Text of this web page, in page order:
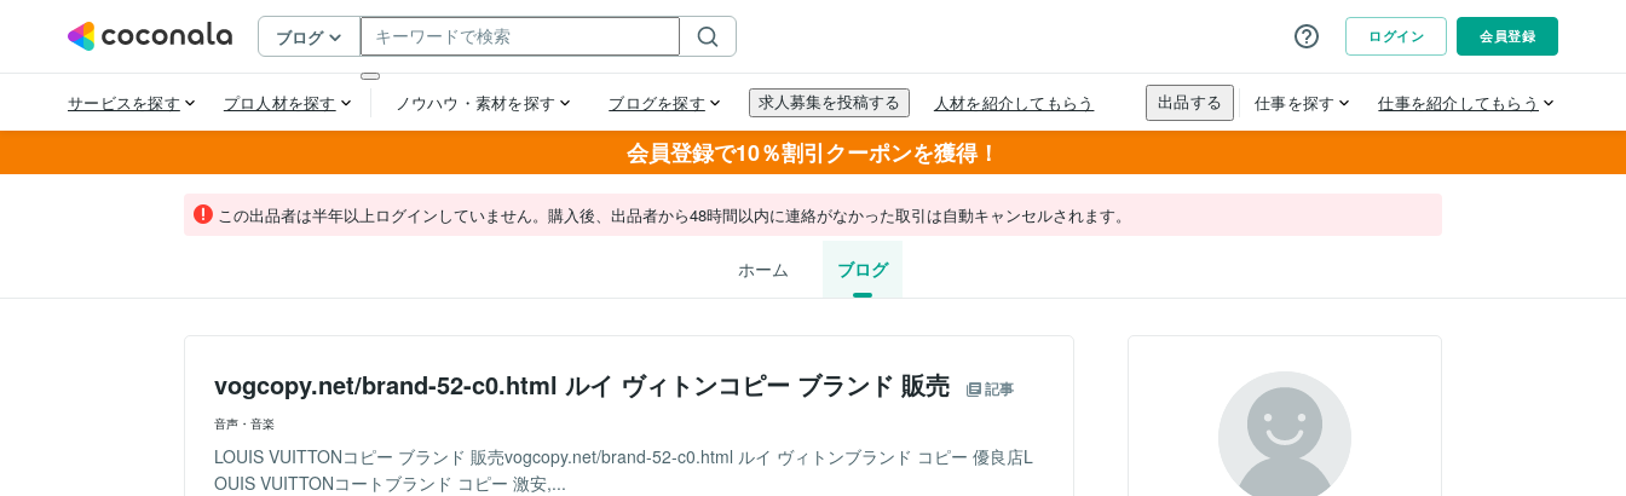
会員登録で10％割引クーポンを獲得！
この出品者は半年以上ログインしていません。購入後、出品者から48時間以内に連絡がなかった取引は自動キャンセルされます。
ホーム ブログ
vogcopy.net/brand-52-c0.html ルイ ヴィトンコピー ブランド 販売 記事
音声・音楽
LOUIS VUITTONコピー ブランド 販売vogcopy.net/brand-52-c0.html ルイ ヴィトンブランド コピー 優良店L
OUIS VUITTONコートブランド コピー 激安,...